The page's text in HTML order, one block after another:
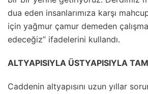
dua eden insanlarımıza karşı
için yağmur çamur demeden
edeceğiz” ifadelerini kullandı.
ALTYAPISIYLA ÜSTYAPISIYLA
Caddenin altyapısını uzun yıllar